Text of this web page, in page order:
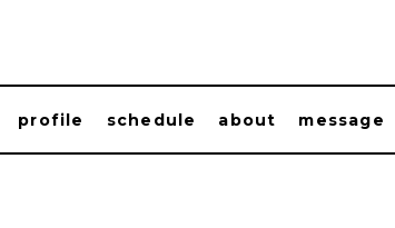
profile schedule about message